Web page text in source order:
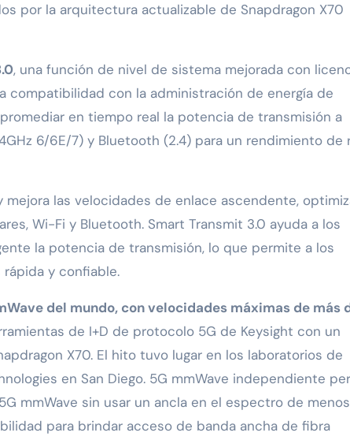
por la arquitectura actualizable de Snapdragon X70
, una función de nivel de sistema mejorada con
compatibilidad con la administración de energía de
en tiempo real la potencia de transmisión a
6/6E/7) y Bluetooth (2.4) para un rendimiento de
mejora las velocidades de enlace ascendente,
Wi-Fi y Bluetooth. Smart Transmit 3.0 ayuda a los
la potencia de transmisión, lo que permite a los
y confiable.
del mundo, con velocidades máximas de más
de I+D de protocolo 5G de Keysight con un
X70. El hito tuvo lugar en los laboratorios de
en San Diego. 5G mmWave independiente
mmWave sin usar un ancla en el espectro de
para brindar acceso de banda ancha de fibra